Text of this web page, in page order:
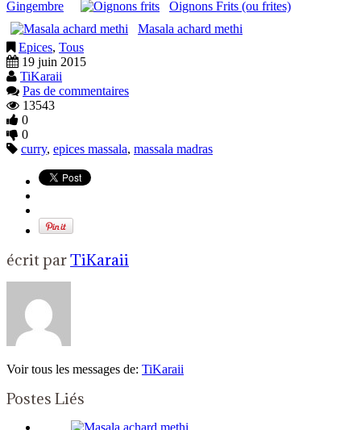
Gingembre
Oignons Frits (ou frites)
Masala achard methi
Epices, Tous
19 juin 2015
TiKaraii
Pas de commentaires
13543
0
0
curry, epices massala, massala madras
écrit parTiKaraii
Voir tous les messages de: TiKaraii
Postes Liés